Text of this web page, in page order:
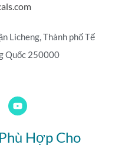
Licheng, Thành phố Tế
Quốc 250000
Hợp Cho